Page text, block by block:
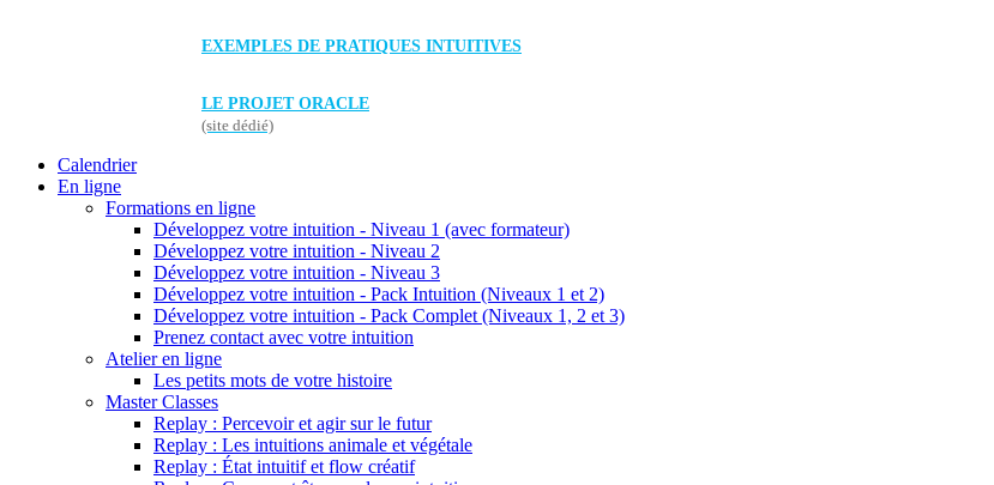
EXEMPLES DE PRATIQUES INTUITIVES
LE PROJET ORACLE
(site dédié)
Calendrier
En ligne
Formations en ligne
Développez votre intuition - Niveau 1 (avec formateur)
Développez votre intuition - Niveau 2
Développez votre intuition - Niveau 3
Développez votre intuition - Pack Intuition (Niveaux 1 et 2)
Développez votre intuition - Pack Complet (Niveaux 1, 2 et 3)
Prenez contact avec votre intuition
Atelier en ligne
Les petits mots de votre histoire
Master Classes
Replay : Percevoir et agir sur le futur
Replay : Les intuitions animale et végétale
Replay : État intuitif et flow créatif